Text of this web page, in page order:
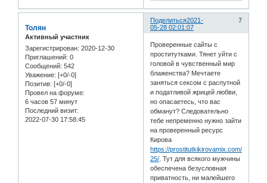
Поделиться 7
2021-
05-28 02:01:07
Толян
Активный участник
Зарегистрирован: 2020-12-30
Приглашений: 0
Сообщений: 542
Уважение: [+0/-0]
Позитив: [+0/-0]
Провел на форуме:
6 часов 57 минут
Последний визит:
2022-07-30 17:58:45
Проверенные сайты с
проститутками. Тянет уйти с
головой в чувственный мир
блаженства? Мечтаете
заняться сексом с распутной
и податливой жрицей любви,
но опасаетесь, что вас
обманут? Следовательно
тебе непременно нужно зайти
на проверенный ресурс
Кирова
https://prostitutkikirovamix.com/myage/
25/ . Тут для всякого мужчины
обеспечена безусловная
приватность, ни малейшего